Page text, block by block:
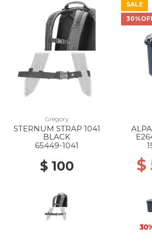
Gregory
STERNUM STRAP 1041
BLACK
65449-1041
$ 100
SALE
$